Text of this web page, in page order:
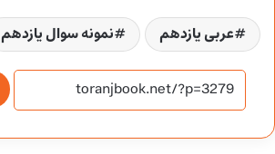
عربی یازدهم نمونه سوال یازدهم